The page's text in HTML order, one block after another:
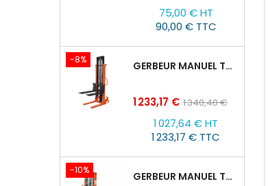
75,00 € HT
90,00 € TTC
-8% GERBEUR MANUEL TOR CTY-EH 2T/3M FOURCHES RÉGLABLES 320-770MM
Prix
1 233,17 € Prix
base
1 340,40 €
1 027,64 € HT
1 233,17 € TTC
-10% GERBEUR MANUEL TOR CTY-EH 1,5T/1,6M FOURCHES RÉGLABLES 320-770 MM